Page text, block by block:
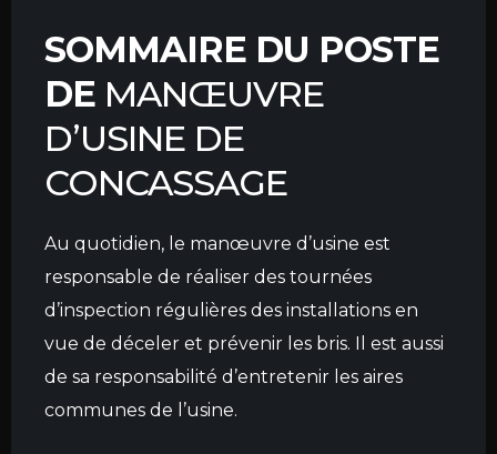
SOMMAIRE DU POSTE
DE MANŒUVRE
D’USINE DE
CONCASSAGE
Au quotidien, le manœuvre d’usine est
responsable de réaliser des tournées
d’inspection régulières des installations en
vue de déceler et prévenir les bris. Il est aussi
de sa responsabilité d’entretenir les aires
communes de l’usine.